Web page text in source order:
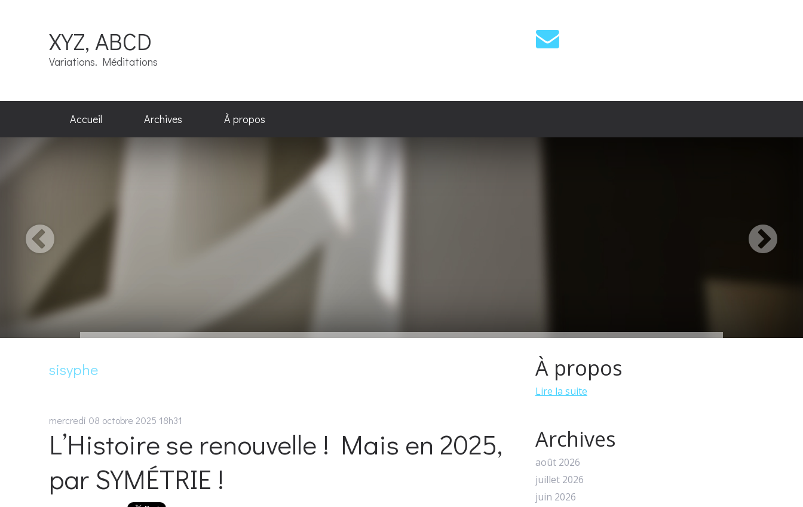
XYZ, ABCD
Variations. Méditations
Accueil Archives À propos
sisyphe
mercredi 08 octobre 2025 18h31
L’Histoire se renouvelle ! Mais en 2025,
par SYMÉTRIE !
À propos
Lire la suite
Archives
août 2026
juillet 2026
juin 2026